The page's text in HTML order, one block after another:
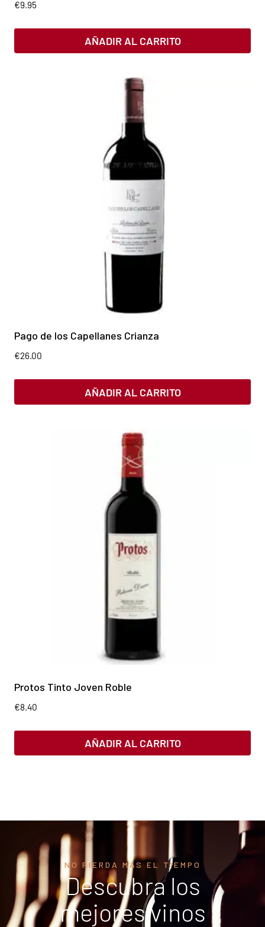
€9.95
AÑADIR AL CARRITO
Pago de los Capellanes Crianza
€26.00
AÑADIR AL CARRITO
Protos Tinto Joven Roble
€8.40
AÑADIR AL CARRITO
NO PIERDA MÁS EL TIEMPO
Descubra los
mejores vinos